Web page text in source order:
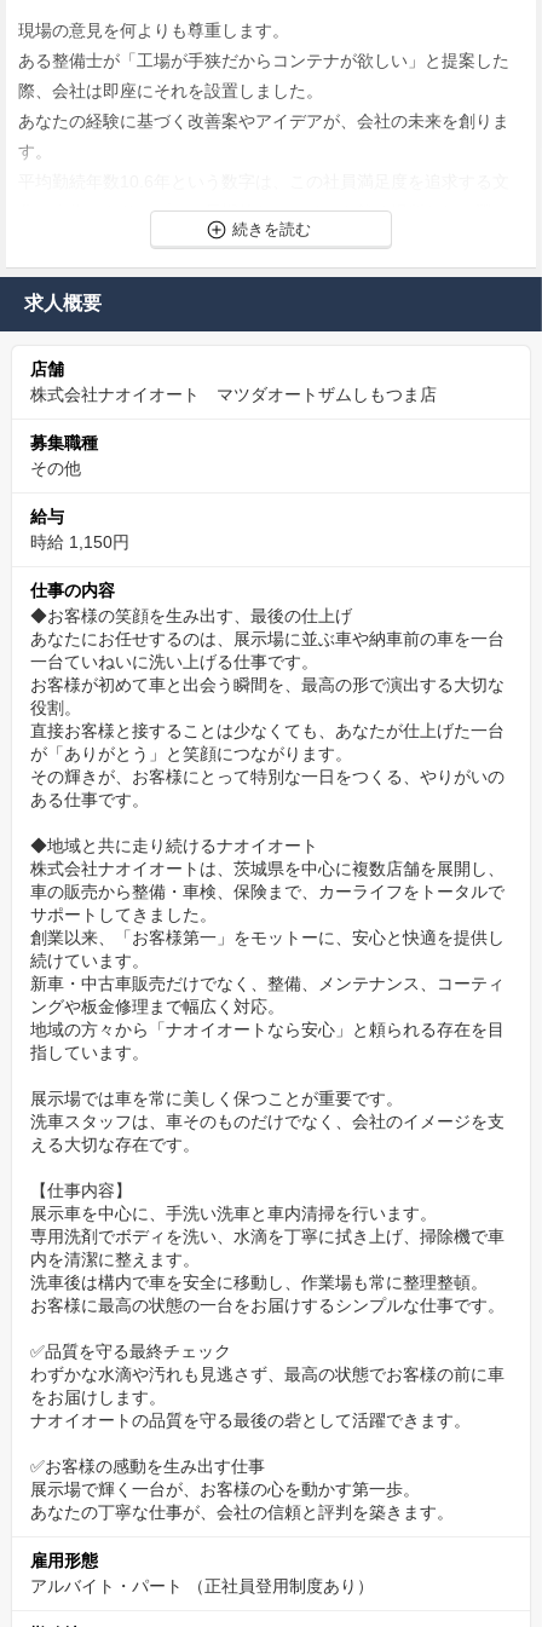
現場の意見を何よりも尊重します。
ある整備士が「工場が手狭だからコンテナが欲しい」と提案した
際、会社は即座にそれを設置しました。
あなたの経験に基づく改善案やアイデアが、会社の未来を創りま
す。
化が本物であり、プロが長期的なキャリアを築く場所として選ば
れていることの証明です。
【お客様の笑顔が原動力】納車という“特別な日”を
創る仕事。
あなたに磨かれたクルマは、これから始まるお客様の新しいカー
ライフのパートナー。
納車の日、お客様がピカピカの愛車を見て喜ぶ顔、そして「あり
がとう」の一言が、何よりのやりがいです。
います。
【温かい仲間と安心の環境】困った時は、誰かが必ず
助けてくれる。
ナオイオートの自慢は、なんといっても「人」の温かさです。
分からないことがあれば、先輩スタッフはもちろん、他の部署の
仲間も優しく教えてくれます。
「お互い様」の精神で助け合う文化が根付いているので、未経験
の方でも安心して飛び込んできてください。
求人概要
店舗
株式会社ナオイオート マツダオートザムしもつま店
募集職種
その他
給与
時給 1,150円
仕事の内容
◆お客様の笑顔を生み出す、最後の仕上げ
あなたにお任せするのは、展示場に並ぶ車や納車前の車を一台
一台ていねいに洗い上げる仕事です。
お客様が初めて車と出会う瞬間を、最高の形で演出する大切な
役割。
直接お客様と接することは少なくても、あなたが仕上げた一台
が「ありがとう」と笑顔につながります。
その輝きが、お客様にとって特別な一日をつくる、やりがいの
ある仕事です。
◆地域と共に走り続けるナオイオート
株式会社ナオイオートは、茨城県を中心に複数店舗を展開し、
車の販売から整備・車検、保険まで、カーライフをトータルで
サポートしてきました。
創業以来、「お客様第一」をモットーに、安心と快適を提供し
続けています。
新車・中古車販売だけでなく、整備、メンテナンス、コーティ
ングや板金修理まで幅広く対応。
地域の方々から「ナオイオートなら安心」と頼られる存在を目
指しています。
展示場では車を常に美しく保つことが重要です。
洗車スタッフは、車そのものだけでなく、会社のイメージを支
える大切な存在です。
【仕事内容】
展示車を中心に、手洗い洗車と車内清掃を行います。
専用洗剤でボディを洗い、水滴を丁寧に拭き上げ、掃除機で車
内を清潔に整えます。
洗車後は構内で車を安全に移動し、作業場も常に整理整頓。
お客様に最高の状態の一台をお届けするシンプルな仕事です。
✅品質を守る最終チェック
わずかな水滴や汚れも見逃さず、最高の状態でお客様の前に車
をお届けします。
ナオイオートの品質を守る最後の砦として活躍できます。
✅お客様の感動を生み出す仕事
展示場で輝く一台が、お客様の心を動かす第一歩。
あなたの丁寧な仕事が、会社の信頼と評判を築きます。
雇用形態
アルバイト・パート （正社員登用制度あり）